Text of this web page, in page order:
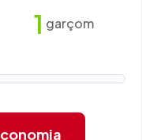
1 garçom